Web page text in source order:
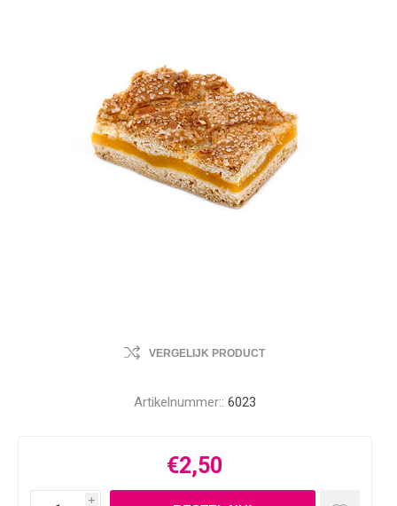
VERGELIJK PRODUCT
Artikelnummer:: 6023
€2,50
i